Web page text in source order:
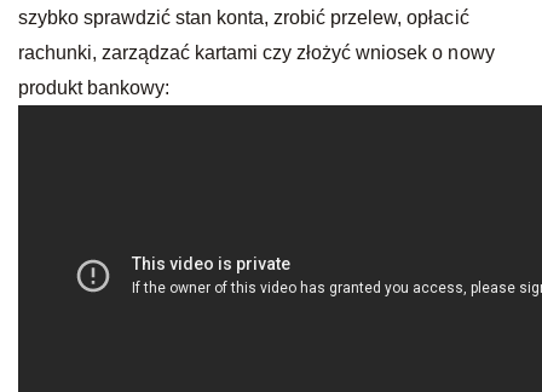
szybko sprawdzić stan konta, zrobić przelew, opłacić
rachunki, zarządzać kartami czy złożyć wniosek o nowy
produkt bankowy: